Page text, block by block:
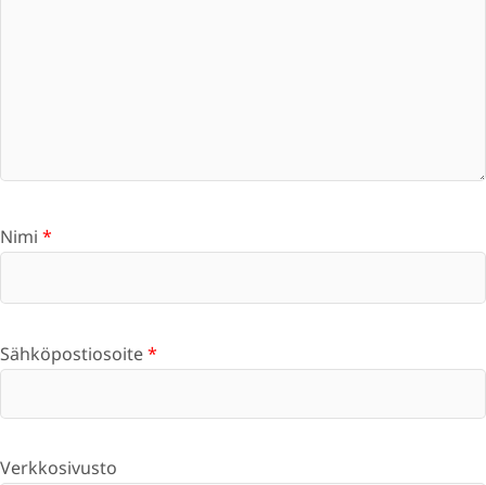
Nimi *
Sähköpostiosoite*
Verkkosivusto